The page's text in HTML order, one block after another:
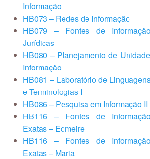
Informação
HB073 – Redes de Informação
HB079 – Fontes de
Jurídicas
HB080 – Planejamento de
Informação
HB081 – Laboratório de
e Terminologias I
HB086 – Pesquisa em Informação II
HB116 – Fontes de
Exatas – Edmeire
HB116 – Fontes de
Exatas – Maria